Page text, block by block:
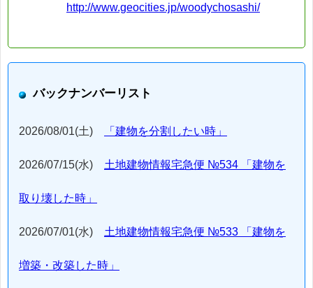
http://www.geocities.jp/woodychosashi/
バックナンバーリスト
2026/08/01(土) 「建物を分割したい時」
2026/07/15(水) 土地建物情報宅急便 №534 「建物を
取り壊した時」
2026/07/01(水) 土地建物情報宅急便 №533 「建物を
増築・改築した時」